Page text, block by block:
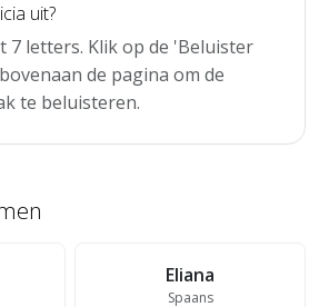
uit?
7 letters. Klik op de 'Beluister
de pagina om de
te beluisteren.
Eliana
Spaans